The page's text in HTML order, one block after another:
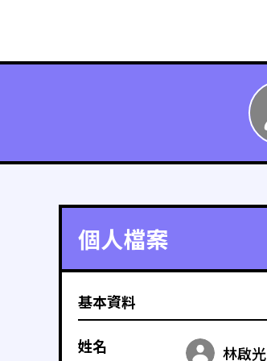
個人檔案
基本資料
姓名 林啟光